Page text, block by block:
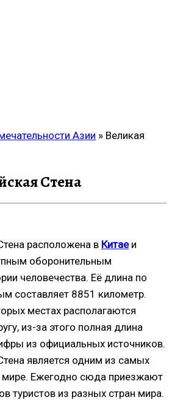
Азии » Великая
Стена
расположена в Китаеи
оборонительным
человечества. Её длина по
составляет 8851 километр.
местах располагаются
из-за этого полная длина
из официальных источников.
является одним из самых
Ежегодно сюда приезжают
туристов из разных стран мира.